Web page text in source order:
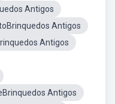
Antigos
Antigos
Antigos
Antigos